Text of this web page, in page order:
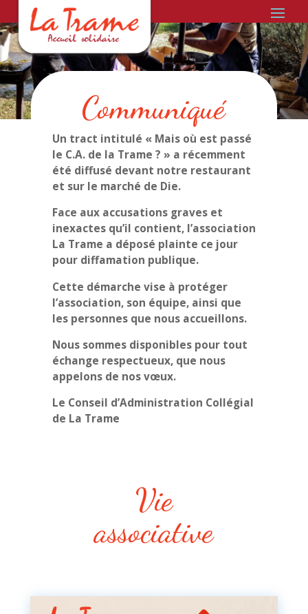
Communiqué
Un tract intitulé « Mais où est passé
le C.A. de la Trame ? » a récemment
été diffusé devant notre restaurant
et sur le marché de Die.
Face aux accusations graves et
inexactes qu’il contient, l’association
La Trame a déposé plainte ce jour
pour diffamation publique.
Cette démarche vise à protéger
l’association, son équipe, ainsi que
les personnes que nous accueillons.
Nous sommes disponibles pour tout
échange respectueux, que nous
appelons de nos vœux.
Le Conseil d’Administration Collégial
de La Trame
Vie
associative